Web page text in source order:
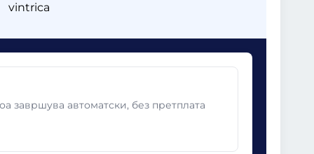
vintrica
завршува автоматски, без претплата